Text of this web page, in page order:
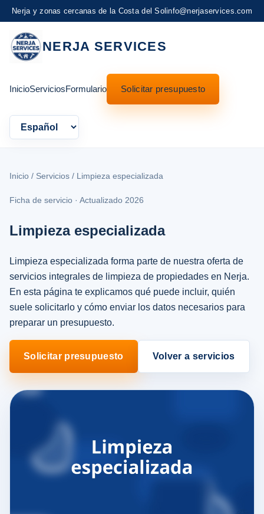
Nerja y zonas cercanas de la Costa del Solinfo@nerjaservices.com
NERJA SERVICES
InicioServiciosFormulario Solicitar presupuesto
Language
Inicio / Servicios / Limpieza especializada
Ficha de servicio · Actualizado 2026
Limpieza especializada
Limpieza especializada forma parte de nuestra oferta de
servicios integrales de limpieza de propiedades en Nerja.
En esta página te explicamos qué puede incluir, quién
suele solicitarlo y cómo enviar los datos necesarios para
preparar un presupuesto.
Solicitar presupuesto Volver a servicios